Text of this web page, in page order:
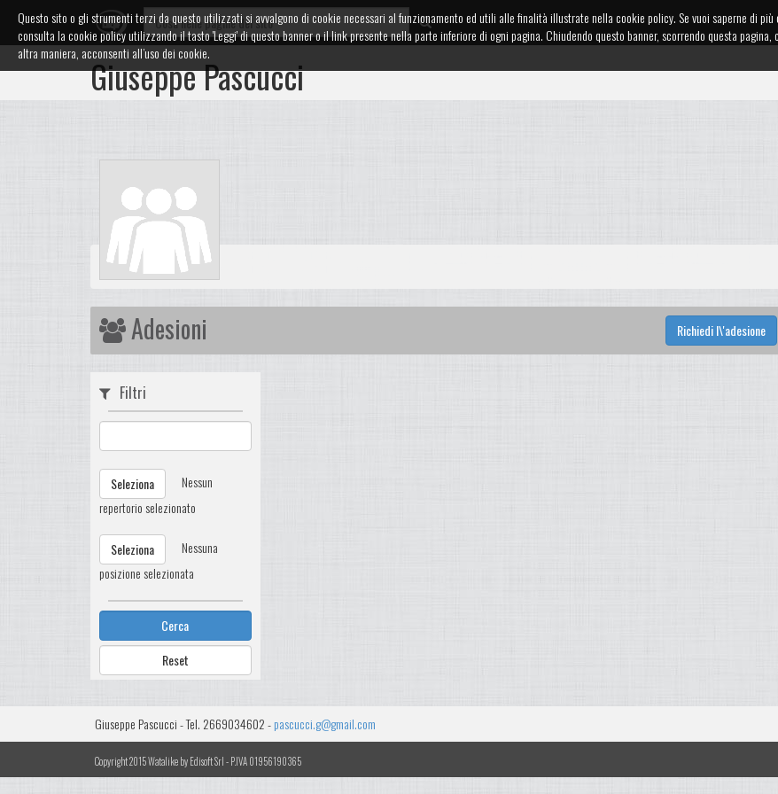
Giuseppe Pascucci
Adesioni Richiedi l\'adesione
Filtri
Seleziona
Nessun
repertorio selezionato
Seleziona
Nessuna
posizione selezionata
Cerca
Reset
Giuseppe Pascucci - Tel. 2669034602 -pascucci.g@gmail.com
Copyright 2015 Watalike by Edisoft Srl - P.IVA 01956190365
Questo sito o gli strumenti terzi da questo utilizzati si avvalgono di cookie necessari al funzionamento ed utili alle finalità illustrate nella cookie policy. Se vuoi saperne di
consulta la cookie policy utilizzando il tasto 'Leggi' di questo banner o il link presente nella parte inferiore di ogni pagina. Chiudendo questo banner, scorrendo questa
altra maniera, acconsenti all’uso dei cookie.